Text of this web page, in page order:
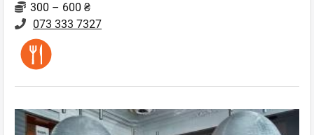
300 – 600 ₴
073 333 7327